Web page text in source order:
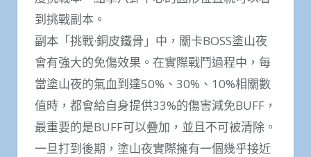
到挑戰副本。
副本「挑戰·銅皮鐵骨」中，關卡BOSS塗山夜
會有強大的免傷效果。在實際戰鬥過程中，每
當塗山夜的氣血到達50%、30%、10%相關數
值時，都會給自身提供33%的傷害減免BUFF，
最重要的是BUFF可以疊加，並且不可被清除。
一旦打到後期，塗山夜實際擁有一個幾乎接近